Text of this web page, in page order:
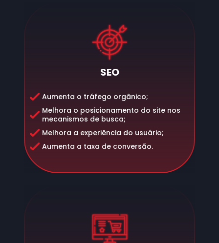
SEO
Aumenta o tráfego orgânico;
Melhora o posicionamento do site nos
mecanismos de busca;
Melhora a experiência do usuário;
Aumenta a taxa de conversão.